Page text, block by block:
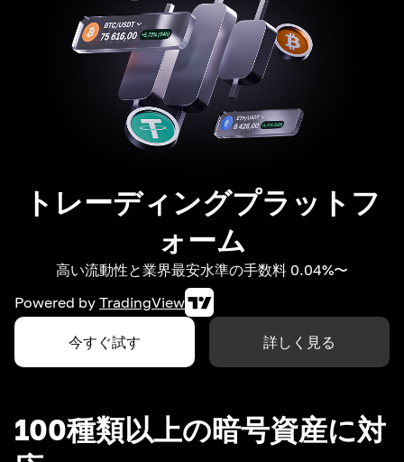
トレーディングプラットフ
ォーム
高い流動性と業界最安水準の手数料 0.04%〜
Powered by TradingView
今すぐ試す 詳しく見る
100種類以上の暗号資産に対